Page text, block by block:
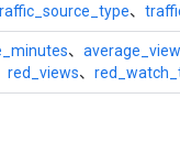
、
、
red_views、